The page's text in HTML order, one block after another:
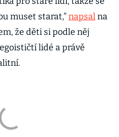
muset starat,“napsalna
že děti si podle něj
lidé a právě